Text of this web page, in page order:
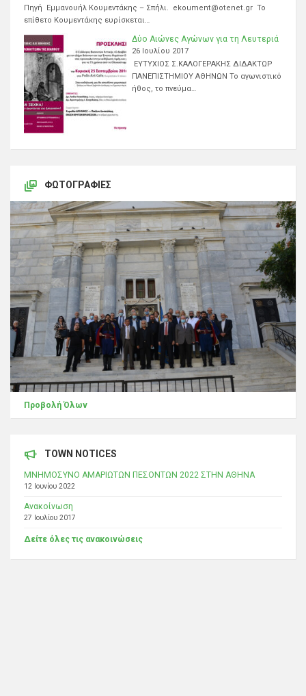
Πηγή Εμμανουήλ Κουμεντάκης – Σπήλι. ekoument@otenet.gr Το
επίθετο Κουμεντάκης ευρίσκεται…
Δύο Αιώνες Αγώνων για τη Λευτεριά
26 Ιουλίου 2017
ΕΥΤΥΧΙΟΣ Σ.ΚΑΛΟΓΕΡΑΚΗΣ ΔΙΔΑΚΤΩΡ
ΠΑΝΕΠΙΣΤΗΜΙΟΥ ΑΘΗΝΩΝ Το αγωνιστικό
ήθος, το πνεύμα…
ΦΩΤΟΓΡΑΦΊΕΣ
Προβολή Όλων
TOWN NOTICES
ΜΝΗΜΟΣΥΝΟ ΑΜΑΡΙΩΤΩΝ ΠΕΣΟΝΤΩΝ 2022 ΣΤΗΝ ΑΘΗΝΑ
12 Ιουνίου 2022
Ανακοίνωση
27 Ιουλίου 2017
Δείτε όλες τις ανακοινώσεις